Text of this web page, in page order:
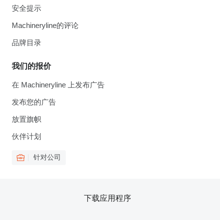
安全提示
Machineryline的评论
品牌目录
我们的报价
在 Machineryline 上发布广告
发布您的广告
放置旗帜
伙伴计划
针对公司
下载应用程序